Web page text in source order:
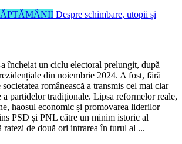
Despre schimbare, utopii și
încheiat un ciclu electoral prelungit, după
din noiembrie 2024. A fost, fără
românească a transmis cel mai clar
a partidelor tradiționale. Lipsa reformelor reale,
haosul economic și promovarea liderilor
PSD și PNL către un minim istoric al
ratezi de două ori intrarea în turul al ...